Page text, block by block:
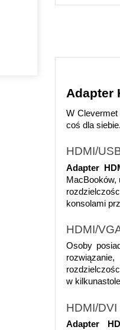
Adapter
W
coś dla
HDMI/
Adapter
konsolami
HDMI/
Osoby
w
HDMI/DVI
Adapter